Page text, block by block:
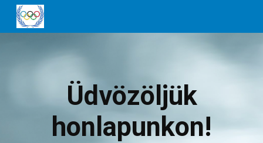
Skip to main content
Üdvözöljük
honlapunkon!